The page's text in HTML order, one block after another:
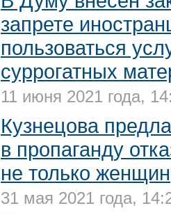
запрете
пользоваться
суррогатных
11 июня 2021 года,
Кузнецова
в пропаганду
не только
31 мая 2021 года,